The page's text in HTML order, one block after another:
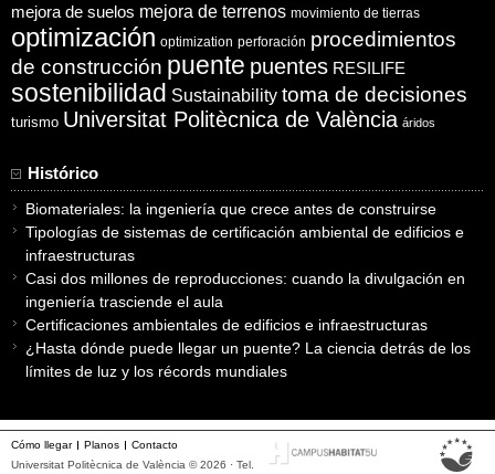
mejora de suelos mejora de terrenos movimiento de tierras
optimización optimization perforación procedimientos
de construcción puente puentes RESILIFE
sostenibilidad Sustainability toma de decisiones
turismo Universitat Politècnica de València áridos
Histórico
Biomateriales: la ingeniería que crece antes de construirse
Tipologías de sistemas de certificación ambiental de edificios e
infraestructuras
Casi dos millones de reproducciones: cuando la divulgación en
ingeniería trasciende el aula
Certificaciones ambientales de edificios e infraestructuras
¿Hasta dónde puede llegar un puente? La ciencia detrás de los
límites de luz y los récords mundiales
Cómo llegar Planos
Contacto
Universitat Politècnica de València © 2026 · Tel.